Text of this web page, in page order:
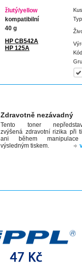
žlutý/yellow
kompatibilní
40 g
HP CB542A
HP 125A
Zdravotně nezávadný
Tento toner
zvýšená zdravotní rizika při
ani během
výsledným tiskem.